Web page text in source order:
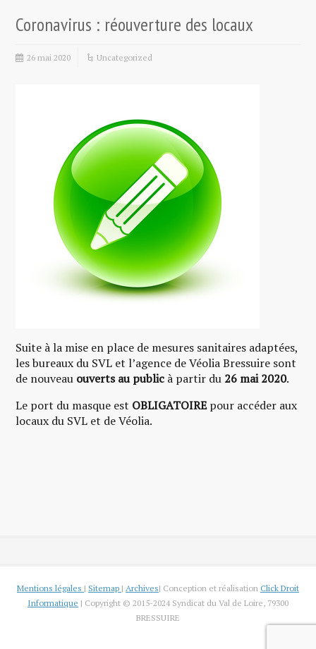
Coronavirus : réouverture des locaux
26 mai 2020 Uncategorized
Suite à la mise en place de mesures sanitaires adaptées,
les bureaux du SVL et l’agence de Véolia Bressuire sont
de nouveau ouverts au public à partir du 26 mai 2020.
Le port du masque est OBLIGATOIREpour accéder aux
locaux du SVL et de Véolia.
Mentions légales | Sitemap | Archives| Conception et réalisation Click Droit
Informatique | Copyright © 2015-2024 Syndicat du Val de Loire, 79300
BRESSUIRE